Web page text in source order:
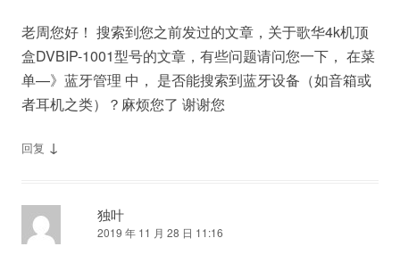
老周您好！ 搜索到您之前发过的文章，关于歌华4k机顶
盒DVBIP-1001型号的文章，有些问题请问您一下， 在菜
单—》蓝牙管理 中， 是否能搜索到蓝牙设备（如音箱或
者耳机之类）？麻烦您了 谢谢您
回复 ↓
独叶
2019 年 11 月 28 日 11:16